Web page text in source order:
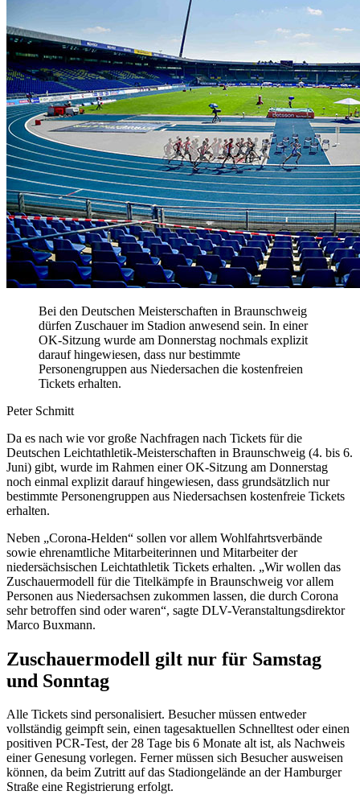
Bei den Deutschen Meisterschaften in Braunschweig
dürfen Zuschauer im Stadion anwesend sein. In einer
OK-Sitzung wurde am Donnerstag nochmals explizit
darauf hingewiesen, dass nur bestimmte
Personengruppen aus Niedersachen die kostenfreien
Tickets erhalten.
Peter Schmitt
Da es nach wie vor große Nachfragen nach Tickets für die
Deutschen Leichtathletik-Meisterschaften in Braunschweig (4. bis 6.
Juni) gibt, wurde im Rahmen einer OK-Sitzung am Donnerstag
noch einmal explizit darauf hingewiesen, dass grundsätzlich nur
bestimmte Personengruppen aus Niedersachsen kostenfreie Tickets
erhalten.
Neben „Corona-Helden“ sollen vor allem Wohlfahrtsverbände
sowie ehrenamtliche Mitarbeiterinnen und Mitarbeiter der
niedersächsischen Leichtathletik Tickets erhalten. „Wir wollen das
Zuschauermodell für die Titelkämpfe in Braunschweig vor allem
Personen aus Niedersachsen zukommen lassen, die durch Corona
sehr betroffen sind oder waren“, sagte DLV-Veranstaltungsdirektor
Marco Buxmann.
Zuschauermodell gilt nur für Samstag
und Sonntag
Alle Tickets sind personalisiert. Besucher müssen entweder
vollständig geimpft sein, einen tagesaktuellen Schnelltest oder einen
positiven PCR-Test, der 28 Tage bis 6 Monate alt ist, als Nachweis
einer Genesung vorlegen. Ferner müssen sich Besucher ausweisen
können, da beim Zutritt auf das Stadiongelände an der Hamburger
Straße eine Registrierung erfolgt.